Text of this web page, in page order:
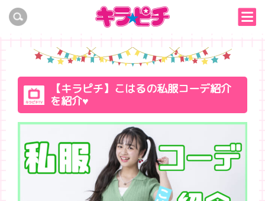
【キラピチ】こはるの私服コーデ紹介
を紹介♥